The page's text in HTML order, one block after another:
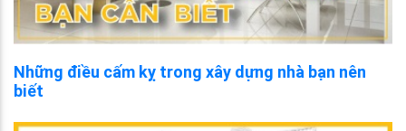
Những điều cấm kỵ trong xây dựng nhà bạn nên
biết